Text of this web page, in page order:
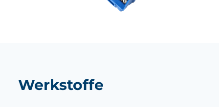
Werkstoffe